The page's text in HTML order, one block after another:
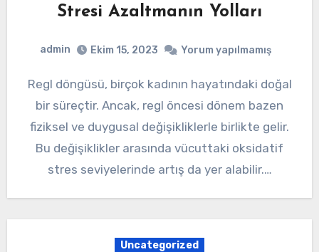
Stresi Azaltmanın Yolları
admin Ekim 15, 2023 Yorum yapılmamış
Regl döngüsü, birçok kadının hayatındaki doğal
bir süreçtir. Ancak, regl öncesi dönem bazen
fiziksel ve duygusal değişikliklerle birlikte gelir.
Bu değişiklikler arasında vücuttaki oksidatif
stres seviyelerinde artış da yer alabilir.…
Uncategorized